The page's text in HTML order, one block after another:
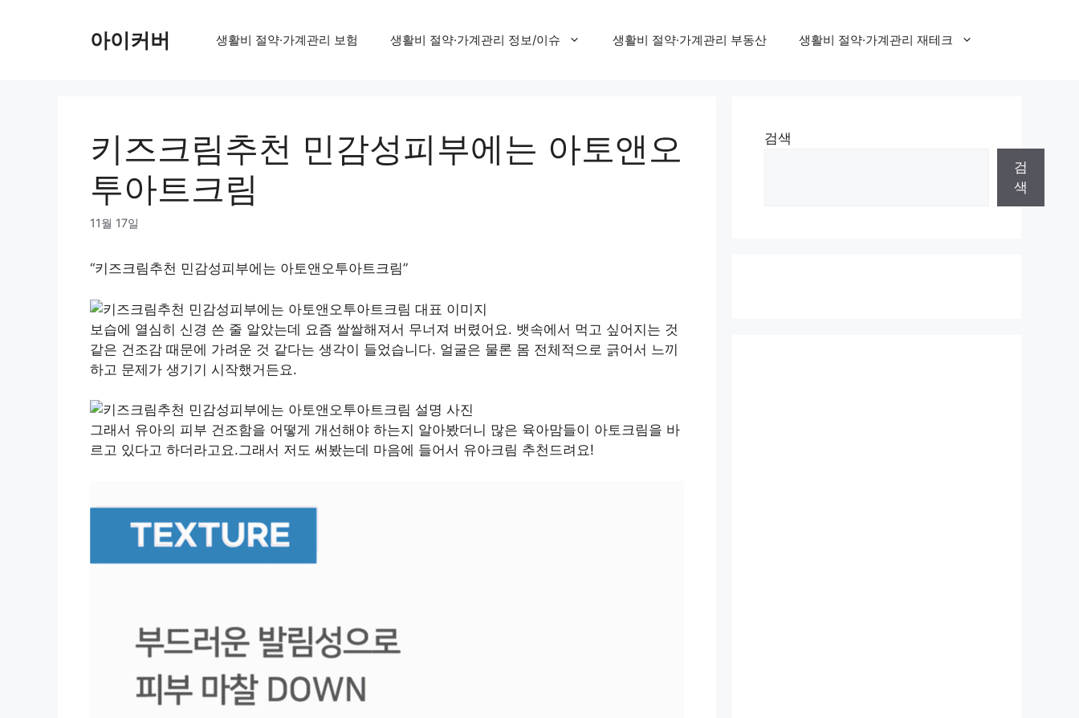
아이커버 생활비 절약·가계관리 보험 생활비 절약·가계관리 정보/이슈 생활비 절약·가계관리 부동산 생활비 절약·가계관리 재테크
키즈크림추천 민감성피부에는 아토앤오
투아트크림
11월 17일
“키즈크림추천 민감성피부에는 아토앤오투아트크림”
보습에 열심히 신경 쓴 줄 알았는데 요즘 쌀쌀해져서 무너져 버렸어요. 뱃속에서 먹고 싶어지는 것
같은 건조감 때문에 가려운 것 같다는 생각이 들었습니다. 얼굴은 물론 몸 전체적으로 긁어서 느끼
하고 문제가 생기기 시작했거든요.
그래서 유아의 피부 건조함을 어떻게 개선해야 하는지 알아봤더니 많은 육아맘들이 아토크림을 바
르고 있다고 하더라고요.그래서 저도 써봤는데 마음에 들어서 유아크림 추천드려요!
검색
검
색